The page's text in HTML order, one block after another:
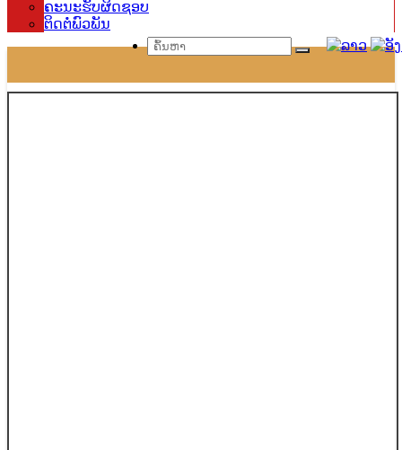
ຄະນະຮັບຜິດຊອບ
ຕິດຕໍ່ພົວພັນ